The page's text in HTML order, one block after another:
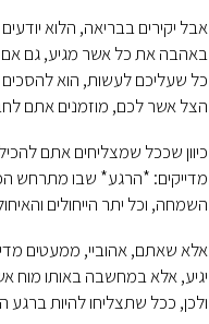
אבל יקירים בבריאה, הלוא
באהבה את כל אשר מגיע, גם אם
כל שעליכם לעשות, הוא
הצל אשר לכם, מוזמנים אתם
כיוון שככל שמצליחים אתם
מדייקים: *הרגע* שבו מתרחש
השמחה, וכל יתר הייחולים
אלא שאתם, אהוביי, ממעטים
יגיע, אלא במחשבה באותו מוח
ולכן, ככל שתצליחו להיות